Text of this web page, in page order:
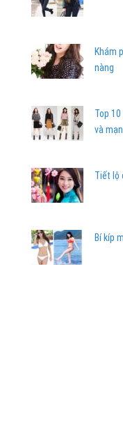
Khám
nàng
Top
và
Tiết lộ
Bí kíp